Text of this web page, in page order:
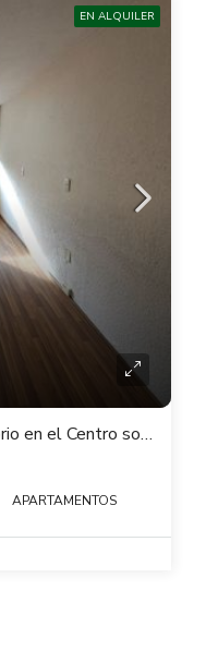
EN ALQUILER
Apto en Alquiler de 1 dormitorio en el Centro sobre Ejido esq 18 de Julio
APARTAMENTOS